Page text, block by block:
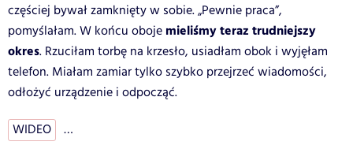
częściej bywał zamknięty w sobie. „Pewnie praca”,
pomyślałam. W końcu oboje mieliśmy teraz trudniejszy
okres. Rzuciłam torbę na krzesło, usiadłam obok i wyjęłam
telefon. Miałam zamiar tylko szybko przejrzeć wiadomości,
odłożyć urządzenie i odpocząć.
WIDEO …